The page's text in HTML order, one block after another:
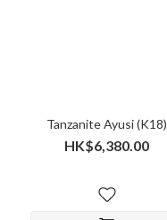
Tanzanite Ayusi (K18)
HK$6,380.00